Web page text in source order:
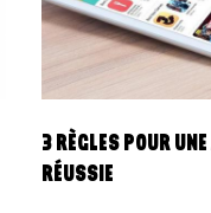
3 RÈGLES POUR
RÉUSSIE